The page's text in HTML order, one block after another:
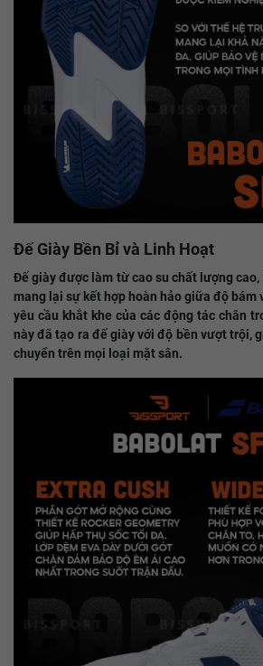
Đế Giày Bền Bỉ và Linh Hoạt
Đế giày được làm từ cao su chất lượng
mang lại sự kết hợp hoàn hảo giữa độ bám
yêu cầu khắt khe của các động tác chân
này đã tạo ra đế giày với độ bền vượt trội,
chuyển trên mọi loại mặt sân.​